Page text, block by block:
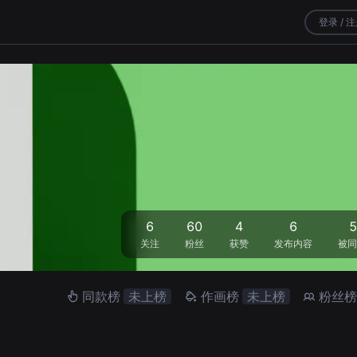
登录 /
6
关注
60
粉丝
4
获赞
6
发布内容 被
同款榜 未上榜 作画榜 未上榜 粉丝榜